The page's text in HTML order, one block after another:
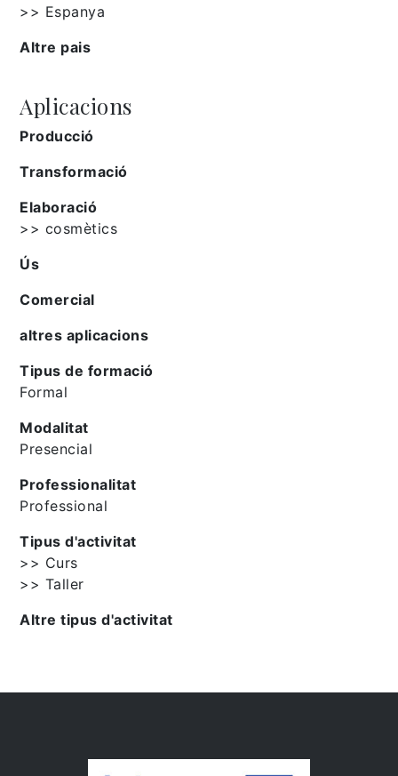
>> Espanya
Altre pais
Aplicacions
Producció
Transformació
Elaboració
>> cosmètics
Ús
Comercial
altres aplicacions
Tipus de formació
Formal
Modalitat
Presencial
Professionalitat
Professional
Tipus d'activitat
>> Curs
>> Taller
Altre tipus d'activitat